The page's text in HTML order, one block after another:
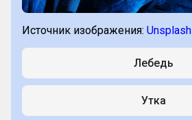
Источник изображения: Unsplash
Лебедь
Утка